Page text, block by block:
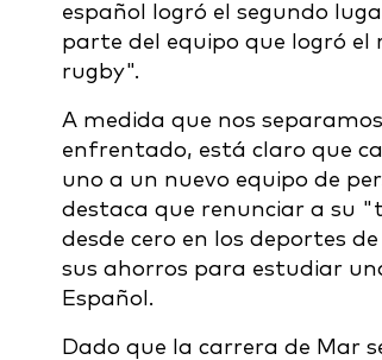
español logró el segundo
parte del equipo que logró el
rugby".
A medida que nos
enfrentado, está claro que
uno a un nuevo equipo de
destaca que renunciar a su
desde cero en los deportes
sus ahorros para estudiar
Español.
Dado que la carrera de Mar